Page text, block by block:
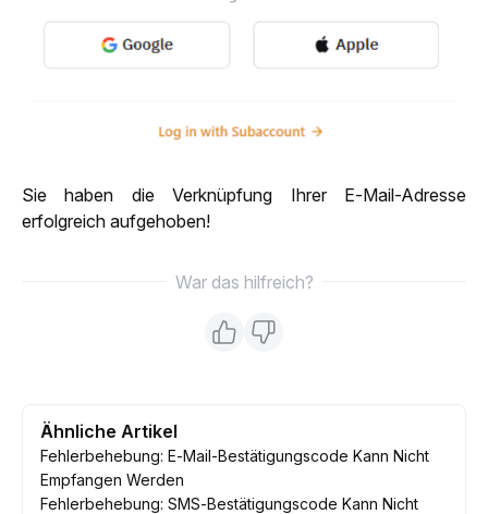
Sie haben die Verknüpfung Ihrer E-Mail-Adresse
erfolgreich aufgehoben!
War das hilfreich?
Ähnliche Artikel
Fehlerbehebung: E-Mail-Bestätigungscode Kann Nicht
Empfangen Werden
Fehlerbehebung: SMS-Bestätigungscode Kann Nicht